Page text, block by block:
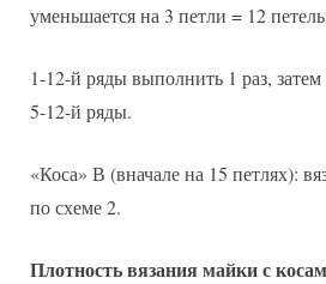
уменьшается на 3 петли = 12
1-12-й ряды выполнить 1 раз,
5-12-й ряды.
«Коса» В (вначале на 15 петлях):
по схеме 2.
Плотность вязания майки с